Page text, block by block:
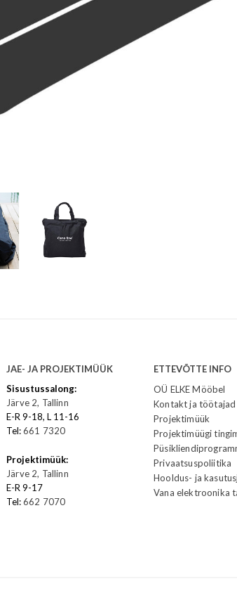
JAE- JA PROJEKTIMÜÜK
Sisustussalong:
Järve 2, Tallinn
E-R 9-18, L 11-16
Tel:661 7320
Projektimüük:
Järve 2, Tallinn
E-R 9-17
Tel:662 7070
ETTEVÕTTE INFO
OÜ ELKE Mööbel
Kontakt ja töötajad
Projektimüük
Projektimüügi
Privaatsuspoliitika
Hooldus- ja
Vana elektroonika